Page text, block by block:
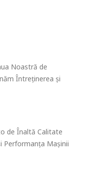
Noastră de
Întreținerea și
de Înaltă Calitate
Performanța Mașinii